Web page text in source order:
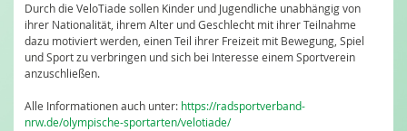
Durch die VeloTiade sollen Kinder und Jugendliche unabhängig von
ihrer Nationalität, ihrem Alter und Geschlecht mit ihrer Teilnahme
dazu motiviert werden, einen Teil ihrer Freizeit mit Bewegung, Spiel
und Sport zu verbringen und sich bei Interesse einem Sportverein
anzuschließen.
Alle Informationen auch unter: https://radsportverband-
nrw.de/olympische-sportarten/velotiade/